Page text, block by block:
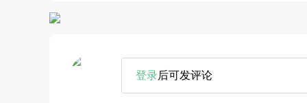
登录后可发评论